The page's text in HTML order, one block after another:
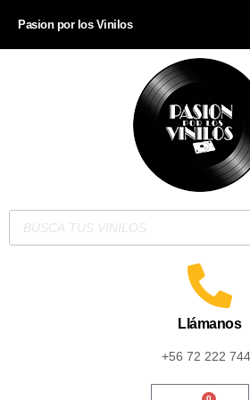
Pasion por los Vinilos
Llámanos
+56 72 222